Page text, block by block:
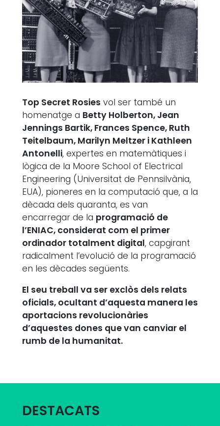
Top Secret Rosies vol ser també un
homenatge a Betty Holberton, Jean
Jennings Bartik, Frances Spence, Ruth
Teitelbaum, Marilyn Meltzer i Kathleen
Antonelli, expertes en matemàtiques i
lògica de la Moore School of Electrical
Engineering (Universitat de Pennsilvània,
EUA), pioneres en la computació que, a la
dècada dels quaranta, es van
encarregar de la programació de
l’ENIAC, considerat com el primer
ordinador totalment digital, capgirant
radicalment l’evolució de la programació
en les dècades següents.
El seu treball va ser exclòs dels relats
oficials, ocultant d’aquesta manera les
aportacions revolucionàries
d’aquestes dones que van canviar el
rumb de la humanitat.
DESTACATS